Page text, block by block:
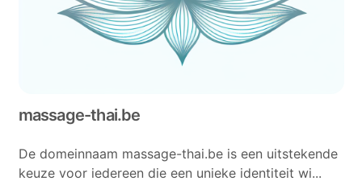
massage-thai.be
De domeinnaam massage-thai.be is een uitstekende
keuze voor iedereen die een unieke identiteit wi...